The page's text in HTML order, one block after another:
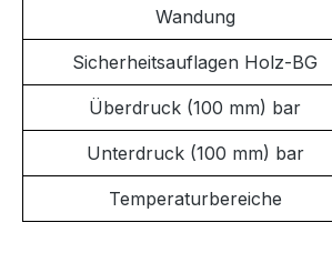
Wandung
Sicherheitsauflagen Holz-BG
Überdruck (100 mm) bar
Unterdruck (100 mm) bar
Temperaturbereiche